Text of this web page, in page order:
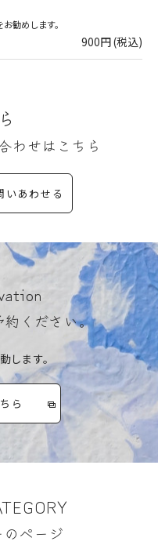
勧めします。
900円 (税込)
わせはこちら
いあわせる
ください。
します。
ら
のページ